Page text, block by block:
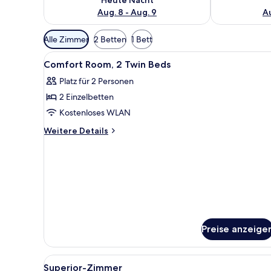
Aug. 8 - Aug. 9
Verfügbare
Filter
für
Alle Zimmer 2 Betten 1 Bett
Alle
Fotos
für
Comfort
Room,
2
Ein Hotelzimmer mit einem
2
Comfort Room, 2 Twin Beds
Platz für 2 Personen
2 Einzelbetten
Kostenloses WLAN
Weitere Details
Weitere
Preise
Alle
Ein Hotelzimmer mit einem
10
Superior-Zimmer